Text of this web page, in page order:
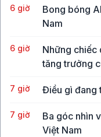
6 giờ
Bong bóng
Nam
6 giờ
Những chiếc
tăng trưởng
7 giờ Điều gì đang
7 giờ
Ba góc nhìn
Việt Nam